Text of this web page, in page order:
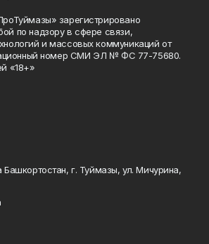
зарегистрировано
по надзору в сфере связи,
и массовых коммуникаций от
номер СМИ ЭЛ № ФС 77-75680.
«18+»
г. Туймазы, ул. Мичурина,